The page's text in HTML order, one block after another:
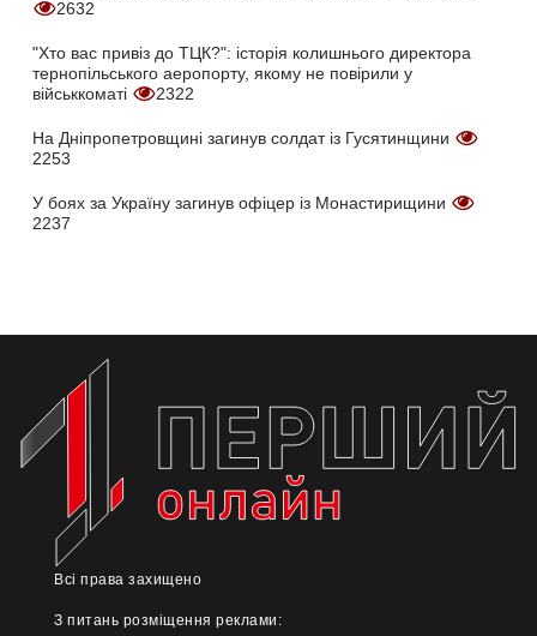
2632
"Хто вас привіз до ТЦК?": історія колишнього директора
тернопільського аеропорту, якому не повірили у
військкоматі
2322
На Дніпропетровщині загинув солдат із Гусятинщини
2253
У боях за Україну загинув офіцер із Монастирищини
2237
Всі права захищено
З питань розміщення реклами: